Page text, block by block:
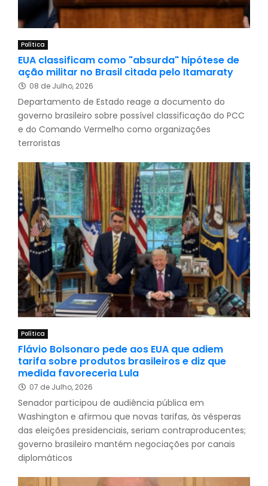
Política
EUA classificam como "absurda" hipótese de
ação militar no Brasil citada pelo Itamaraty
08 de Julho, 2026
Departamento de Estado reage a documento do
governo brasileiro sobre possível classificação do PCC
e do Comando Vermelho como organizações
terroristas
Política
Flávio Bolsonaro pede aos EUA que adiem
tarifa sobre produtos brasileiros e diz que
medida favoreceria Lula
07 de Julho, 2026
Senador participou de audiência pública em
Washington e afirmou que novas tarifas, às vésperas
das eleições presidenciais, seriam contraproducentes;
governo brasileiro mantém negociações por canais
diplomáticos